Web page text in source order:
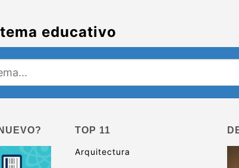
educativo
TOP 11
Arquitectura